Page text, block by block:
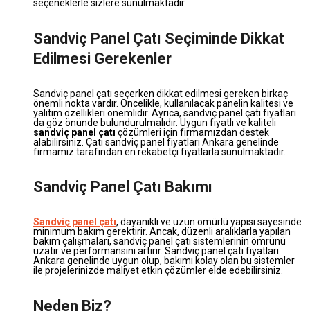
seçeneklerle sizlere sunulmaktadır.
Sandviç Panel Çatı Seçiminde Dikkat
Edilmesi Gerekenler
Sandviç panel çatı seçerken dikkat edilmesi gereken birkaç
önemli nokta vardır. Öncelikle, kullanılacak panelin kalitesi ve
yalıtım özellikleri önemlidir. Ayrıca, sandviç panel çatı fiyatları
da göz önünde bulundurulmalıdır. Uygun fiyatlı ve kaliteli
sandviç panel çatı çözümleri için firmamızdan destek
alabilirsiniz. Çatı sandviç panel fiyatları Ankara genelinde
firmamız tarafından en rekabetçi fiyatlarla sunulmaktadır.
Sandviç Panel Çatı Bakımı
Sandviç panel çatı, dayanıklı ve uzun ömürlü yapısı sayesinde
minimum bakım gerektirir. Ancak, düzenli aralıklarla yapılan
bakım çalışmaları, sandviç panel çatı sistemlerinin ömrünü
uzatır ve performansını artırır. Sandviç panel çatı fiyatları
Ankara genelinde uygun olup, bakımı kolay olan bu sistemler
ile projelerinizde maliyet etkin çözümler elde edebilirsiniz.
Neden Biz?